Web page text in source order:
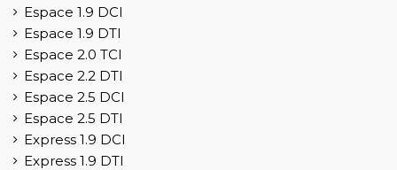
Espace 1.9 DCI
Espace 1.9 DTI
Espace 2.0 TCI
Espace 2.2 DTI
Espace 2.5 DCI
Espace 2.5 DTI
Express 1.9 DCI
Express 1.9 DTI